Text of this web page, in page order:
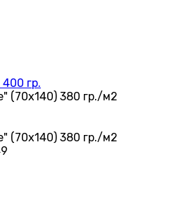
гр.
(70х140) 380 гр./м2
(70х140) 380 гр./м2